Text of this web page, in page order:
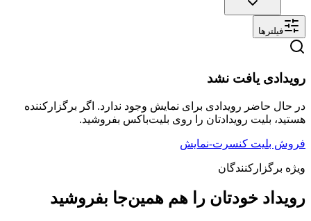
فیلترها
رویدادی یافت نشد
در حال حاضر رویدادی برای نمایش وجود ندارد. اگر برگزارکننده
هستید، بلیت رویدادتان را روی بلیت‌باکس بفروشید.
فروش بلیت کنسرت-نمایش
ویژه برگزارکنندگان
رویداد خودتان را هم همین‌جا بفروشید